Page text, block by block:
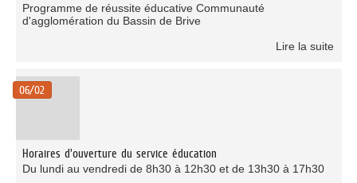
Programme de réussite éducative Communauté
d'agglomération du Bassin de Brive
Lire la suite
06/02
Horaires d'ouverture du service éducation
Du lundi au vendredi de 8h30 à 12h30 et de 13h30 à 17h30